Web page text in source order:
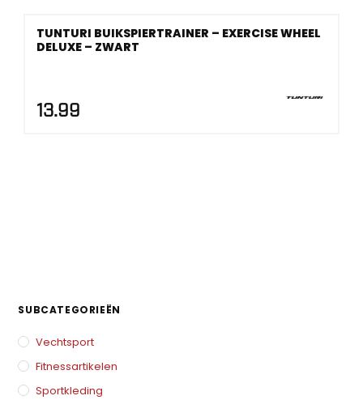
TUNTURI BUIKSPIERTRAINER – EXERCISE WHEEL
DELUXE – ZWART
13.99
SUBCATEGORIEËN
Vechtsport
Fitnessartikelen
Sportkleding